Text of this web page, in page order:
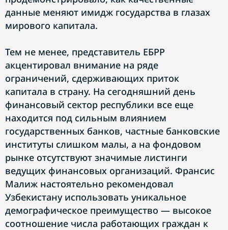
данные меняют имидж государства в глазах
мирового капитала.
Тем не менее, представитель ЕБРР
акцентировал внимание на ряде
ограничений, сдерживающих приток
капитала в страну. На сегодняшний день
финансовый сектор республики все еще
находится под сильным влиянием
государственных банков, частные банковские
институты слишком малы, а на фондовом
рынке отсутствуют значимые листинги
ведущих финансовых организаций. Франсис
Малиж настоятельно рекомендовал
Узбекистану использовать уникальное
демографическое преимущество — высокое
соотношение числа работающих граждан к